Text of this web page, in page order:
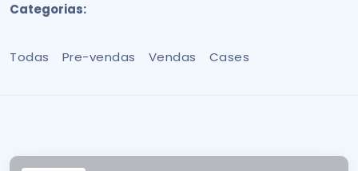
Categorias:
Todas Pre-vendas Vendas Cases